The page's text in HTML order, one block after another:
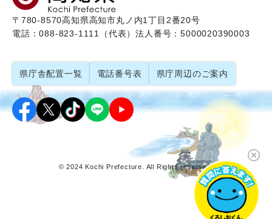
〒780-8570高知県高知市丸ノ内1丁目2番20号
電話：088-823-1111（代表）法人番号：5000020390003
県庁舎配置一覧 電話番号表 県庁周辺のご案内
© 2024 Kochi Prefecture. All Rights reserved.